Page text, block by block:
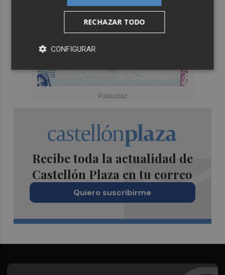
Recibe toda la actualidad de
Castellón Plaza en tu correo
Quiero suscribirme
RECHAZAR TODO
CONFIGURAR